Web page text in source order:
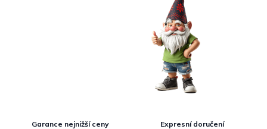
Garance nejnižší ceny
Expresní doručení